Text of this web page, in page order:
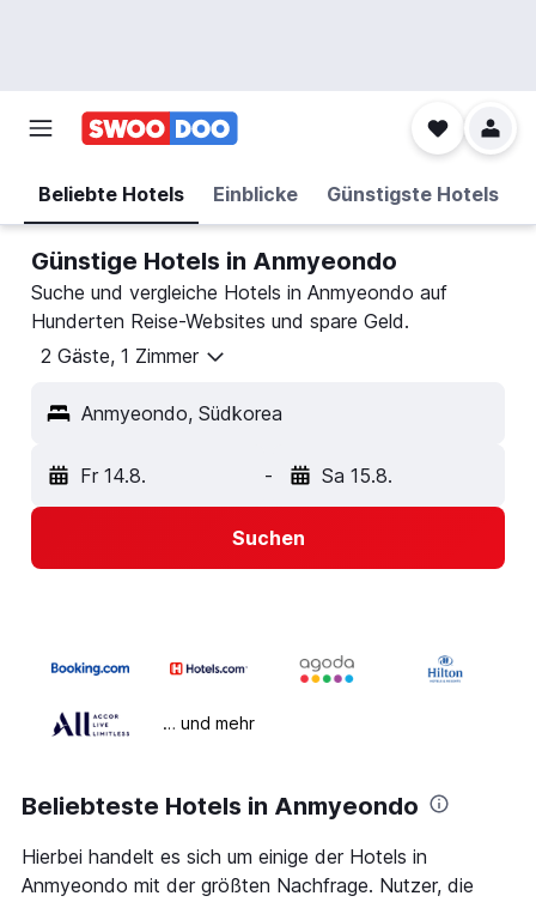
Beliebte Hotels Einblicke Günstigste Hotels
Günstige Hotels in Anmyeondo
Suche und vergleiche Hotels in Anmyeondo auf
Hunderten Reise-Websites und spare Geld.
2 Gäste, 1 Zimmer
Anmyeondo, Südkorea
Fr 14.8. - Sa 15.8.
Suchen
… und mehr
Beliebteste Hotels in Anmyeondo
Hierbei handelt es sich um einige der Hotels in
Anmyeondo mit der größten Nachfrage. Nutzer, die